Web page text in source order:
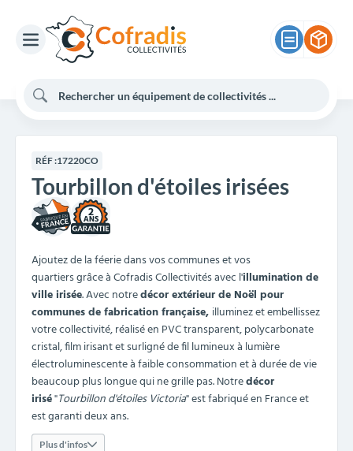
RÉF :17220CO
Tourbillon d'étoiles irisées
2
Ajoutez de la féerie dans vos communes et vos
quartiers grâce à Cofradis Collectivités avec l'illumination de
villeirisée. Avec notredécor extérieurde Noël pour
communesde fabrication française, illuminez et embellissez
votre collectivité, réalisé en PVC transparent, polycarbonate
cristal, film irisant et surligné de fil lumineux à lumière
électroluminescente à faible consommation et à durée de vie
beaucoup plus longue qui ne grille pas. Notredécor
irisé"Tourbillon d'étoiles Victoria" est fabriqué en France et
est garanti deux ans.
Plus d'infos